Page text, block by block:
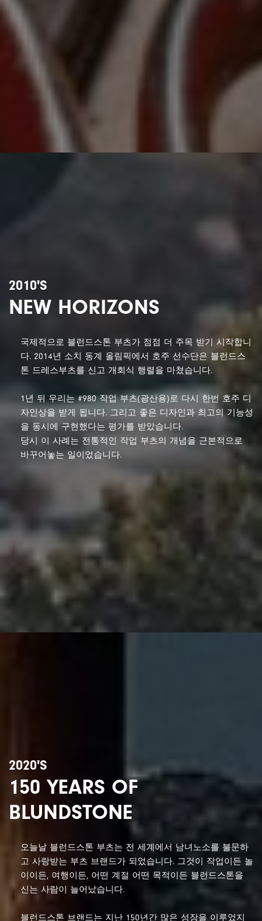
2010'S
NEW HORIZONS
국제적으로 블런드스톤 부츠가 점점 더 주목 받기 시작합니
다. 2014년 소치 동계 올림픽에서 호주 선수단은 블런드스
톤 드레스부츠를 신고 개회식 행렬을 마쳤습니다.
1년 뒤 우리는 #980 작업 부츠(광산용)로 다시 한번 호주 디
자인상을 받게 됩니다. 그리고 좋은 디자인과 최고의 기능성
을 동시에 구현했다는 평가를 받았습니다.
당시 이 사례는 전통적인 작업 부츠의 개념을 근본적으로
바꾸어놓는 일이었습니다.
2020'S
150 YEARS OF
BLUNDSTONE
오늘날 블런드스톤 부츠는 전 세계에서 남녀노소를 불문하
고 사랑받는 부츠 브랜드가 되었습니다. 그것이 작업이든 놀
이이든, 여행이든, 어떤 계절 어떤 목적이든 블런드스톤을
신는 사람이 늘어났습니다.
블런드스톤 브랜드는 지난 150년간 많은 성장을 이루었지